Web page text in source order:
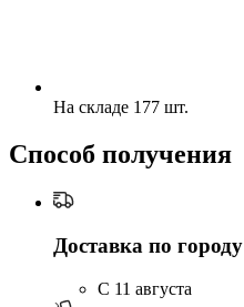
На складе 177 шт.
Способ получения
Доставка по городу
C 11 августа